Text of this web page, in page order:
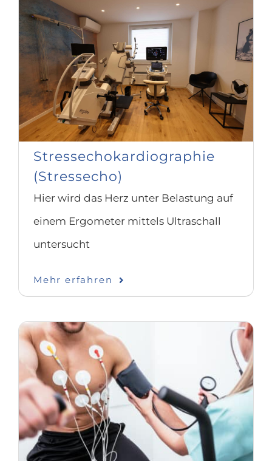
Stressechokardiographie
(Stressecho)
Hier wird das Herz unter Belastung auf
einem Ergometer mittels Ultraschall
untersucht
Mehr erfahren